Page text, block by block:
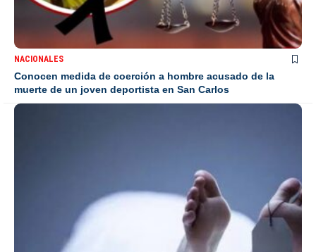
NACIONALES
Conocen medida de coerción a hombre acusado de la
muerte de un joven deportista en San Carlos